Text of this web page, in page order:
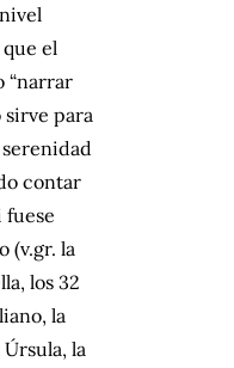
el
“narrar
para
contar
fuese
(v.gr. la
los 32
la
la